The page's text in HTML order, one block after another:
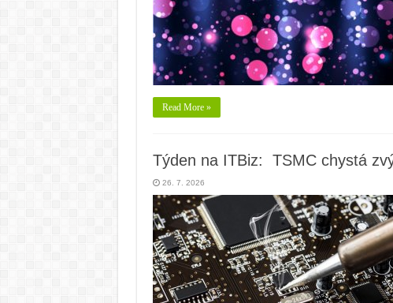
Read More »
Týden na ITBiz: TSMC chystá
26. 7. 2026